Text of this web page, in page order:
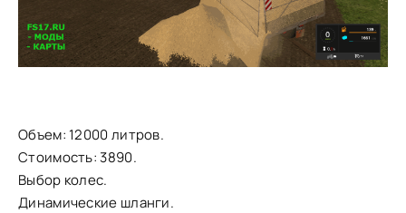
Объем: 12000 литров.
Стоимость: 3890.
Выбор колес.
Динамические шланги.